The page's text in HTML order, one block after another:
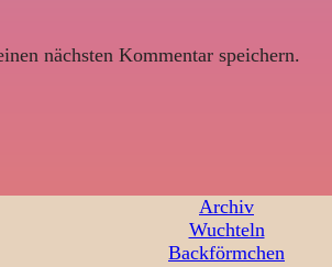
nächsten Kommentar speichern.
Archiv
Wuchteln
Backförmchen